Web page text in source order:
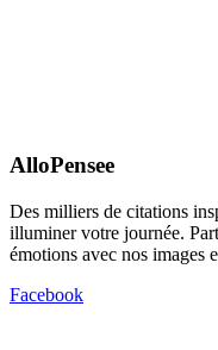
AlloPensee
Des milliers de citations
illuminer votre journée.
émotions avec nos images
Facebook